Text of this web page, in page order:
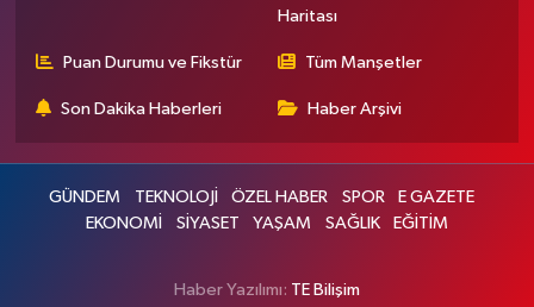
Haritası
Puan Durumu ve Fikstür Tüm Manşetler
Son Dakika Haberleri Haber Arşivi
GÜNDEM TEKNOLOJİ ÖZEL HABER SPOR
E GAZETE
EKONOMİ
SİYASET YAŞAM SAĞLIK EĞİTİM
Haber Yazılımı: TE Bilişim